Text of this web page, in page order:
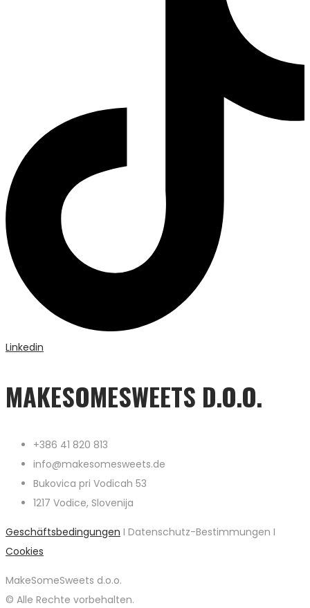
Linkedin
MAKESOMESWEETS D.O.O.
+386 41 820 813
info@makesomesweets.de
Bukovica pri Vodicah 53
1217 Vodice, Slovenija
Geschäftsbedingungen I Datenschutz-Bestimmungen I
Cookies
MakeSomeSweets d.o.o.
© Alle Rechte vorbehalten.